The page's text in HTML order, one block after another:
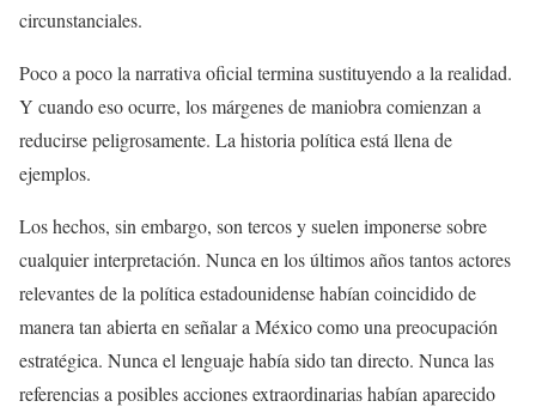
circunstanciales.
Poco a poco la narrativa oficial termina sustituyendo a la realidad.
Y cuando eso ocurre, los márgenes de maniobra comienzan a
reducirse peligrosamente. La historia política está llena de
ejemplos.
Los hechos, sin embargo, son tercos y suelen imponerse sobre
cualquier interpretación. Nunca en los últimos años tantos actores
relevantes de la política estadounidense habían coincidido de
manera tan abierta en señalar a México como una preocupación
estratégica. Nunca el lenguaje había sido tan directo. Nunca las
referencias a posibles acciones extraordinarias habían aparecido